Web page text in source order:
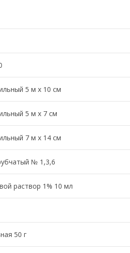
5 м х 10 см
5 м х 7 см
7 м х 14 см
№ 1,3,6
раствор 1% 10 мл
50 г